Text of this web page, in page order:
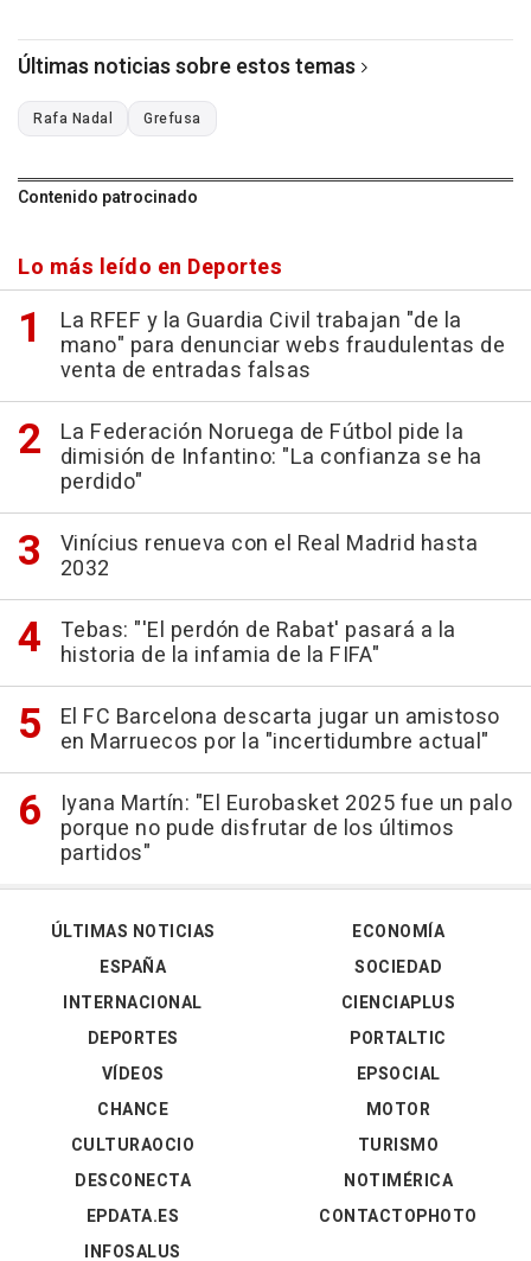
Últimas noticias sobre estos temas
Rafa Nadal Grefusa
Contenido patrocinado
Lo más leído en Deportes
La RFEF y la Guardia Civil trabajan "de la
mano" para denunciar webs fraudulentas de
venta de entradas falsas
La Federación Noruega de Fútbol pide la
dimisión de Infantino: "La confianza se ha
perdido"
Vinícius renueva con el Real Madrid hasta
2032
Tebas: "'El perdón de Rabat' pasará a la
historia de la infamia de la FIFA"
El FC Barcelona descarta jugar un amistoso
en Marruecos por la "incertidumbre actual"
Iyana Martín: "El Eurobasket 2025 fue un palo
porque no pude disfrutar de los últimos
partidos"
ÚLTIMAS NOTICIAS
ESPAÑA
INTERNACIONAL
DEPORTES
VÍDEOS
ECONOMÍA
SOCIEDAD
CIENCIAPLUS
PORTALTIC
EPSOCIAL
CHANCE
CULTURAOCIO
DESCONECTA
EPDATA.ES
INFOSALUS
MOTOR
TURISMO
NOTIMÉRICA
CONTACTOPHOTO